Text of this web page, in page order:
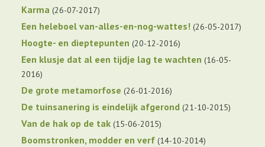
Karma 26-07-2017
Een heleboel van-alles-en-nog-wattes! 26-05-2017
Hoogte- en dieptepunten 20-12-2016
Een klusje dat al een tijdje lag te wachten 16-05-
2016
De grote metamorfose 26-01-2016
De tuinsanering is eindelijk afgerond 21-10-2015
Van de hak op de tak 15-06-2015
Boomstronken, modder en verf 14-10-2014